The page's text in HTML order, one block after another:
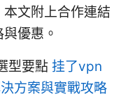
文附上合作連結
優惠。
型要點 挂了vpn
方案與實戰攻略